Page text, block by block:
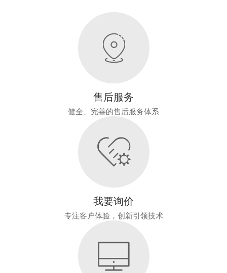
售后服务
健全、完善的售后服务体系
我要询价
专注客户体验，创新引领技术